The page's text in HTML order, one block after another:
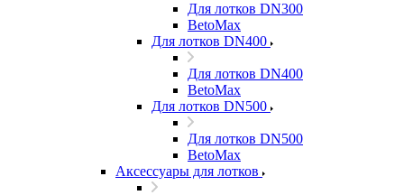
Для лотков DN300
BetoMax
Для лотков DN400
Для лотков DN400
BetoMax
Для лотков DN500
Для лотков DN500
BetoMax
Аксессуары для лотков